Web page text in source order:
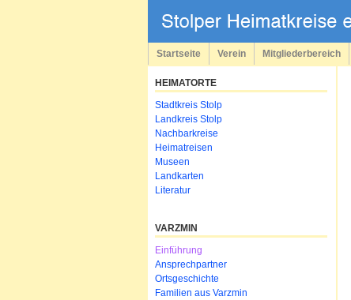
überspringen
Startseite Verein Mitgliederbereich
HEIMATORTE
Navigation
überspringen
Stadtkreis Stolp
Landkreis Stolp
Nachbarkreise
Heimatreisen
Museen
Landkarten
Literatur
VARZMIN
Navigation
überspringen
Einführung
Ansprechpartner
Ortsgeschichte
Familien aus Varzmin